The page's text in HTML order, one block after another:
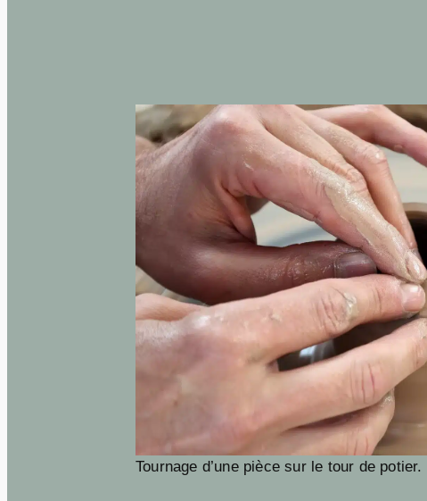
Tournage d’une pièce sur le tour de potier.